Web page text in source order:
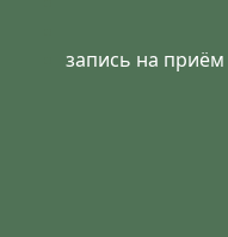
запись на приём